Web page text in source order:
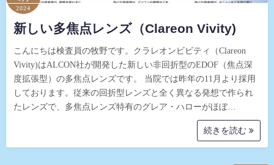
2024
新しい多焦点レンズ（Clareon Vivity)
こんにちは検査員の牧野です。クラレオンビビティ（Clareon
Vivity)はALCON社が開発した新しい非回折型のEDOF（焦点深
度拡張型）の多焦点レンズです。 当院では昨年の11月より採用
しております。従来の回折型レンズと全く異なる発想で作られ
たレンズで、多焦点レンズ特有のグレア・ハローがほぼ…
続きを読む